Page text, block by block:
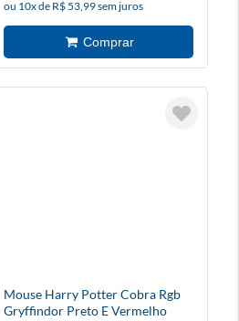
ou 10x de R$ 53,99 sem juros
Mouse Harry Potter Cobra Rgb
Gryffindor Preto E Vermelho